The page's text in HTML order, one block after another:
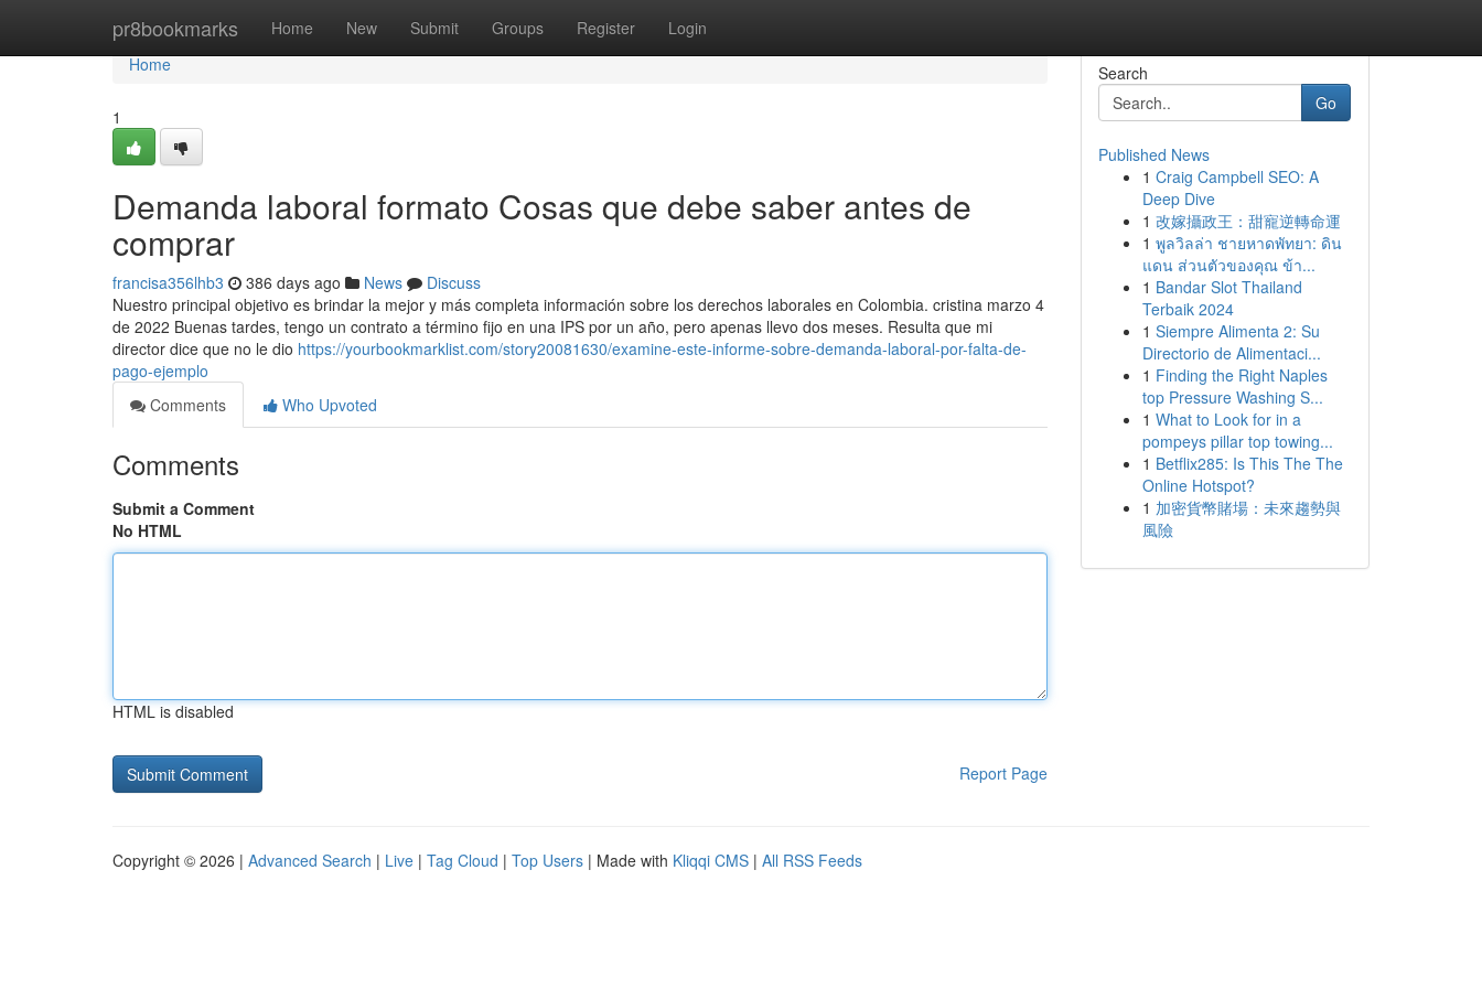
pr8bookmarks Home New Submit Groups Register Login
Home
Home
1
Demanda laboral formato Cosas que debe saber antes de
comprar
francisa356lhb3 386 days ago News
Discuss
Nuestro principal objetivo es brindar la mejor y más completa información sobre los derechos laborales en Colombia. cristina marzo 4
de 2022 Buenas tardes, tengo un contrato a término fijo en una IPS por un año, pero apenas llevo dos meses. Resulta que mi
director dice que no le dio https://yourbookmarklist.com/story20081630/examine-este-informe-sobre-demanda-laboral-por-falta-de-
pago-ejemplo
Comments
Who Upvoted
Comments
Submit a Comment
No HTML
HTML is disabled
Report Page
Search
Go
Published News
1 Craig Campbell SEO: A
Deep Dive
1 改嫁攝政王：甜寵逆轉命運
1 พูลวิลล่า ชายหาดพัทยา: ดิน
แดน ส่วนตัวของคุณ ข้า...
1 Bandar Slot Thailand
Terbaik 2024
1 Siempre Alimenta 2: Su
Directorio de Alimentaci...
1 Finding the Right Naples
top Pressure Washing S...
1 What to Look for in a
pompeys pillar top towing...
1 Betflix285: Is This The The
Online Hotspot?
1 加密貨幣賭場：未來趨勢與
風險
Copyright © 2026 | Advanced Search | Live | Tag Cloud | Top Users | Made with Kliqqi CMS | All RSS Feeds